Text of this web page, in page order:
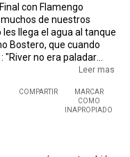
con Flamengo
de nuestros
llega el agua al tanque
Bostero, que cuando
"River no era paladar
Pero si River
dando prestigio a lo
Leer mas
COMPARTIR
MARCAR
COMO
INAPROPIADO